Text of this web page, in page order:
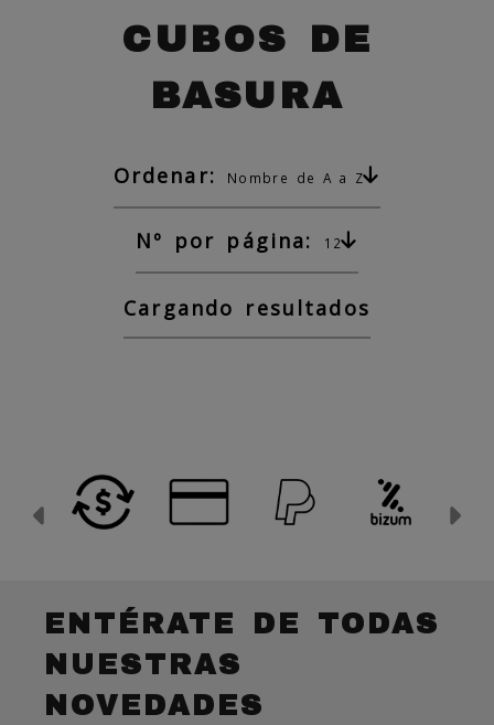
CUBOS DE
BASURA
Ordenar: Nombre de A a Z
Nº por página: 12
Cargando resultados
Anterior
ENTÉRATE DE TODAS
NUESTRAS
NOVEDADES